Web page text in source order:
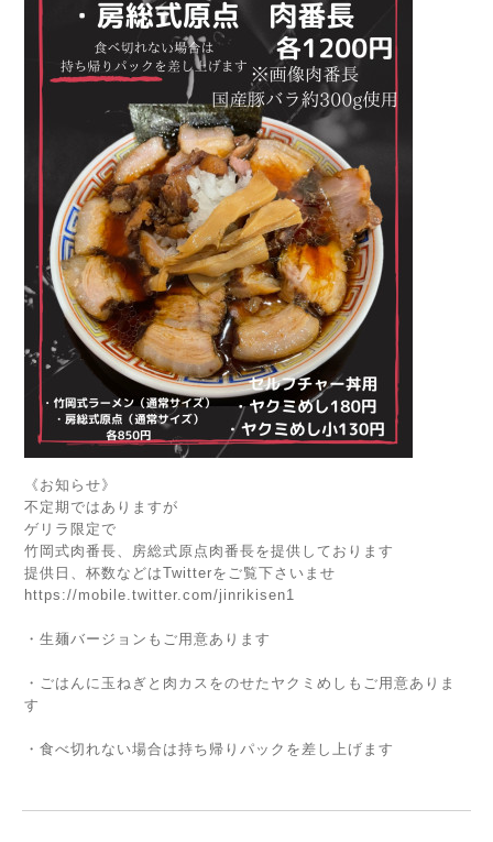
《お知らせ》
不定期ではありますが
ゲリラ限定で
竹岡式肉番長、房総式原点肉番長を提供しております
提供日、杯数などはTwitterをご覧下さいませ
https://mobile.twitter.com/jinrikisen1
・生麺バージョンもご用意あります
・ごはんに玉ねぎと肉カスをのせたヤクミめしもご用意ありま
す
・食べ切れない場合は持ち帰りパックを差し上げます